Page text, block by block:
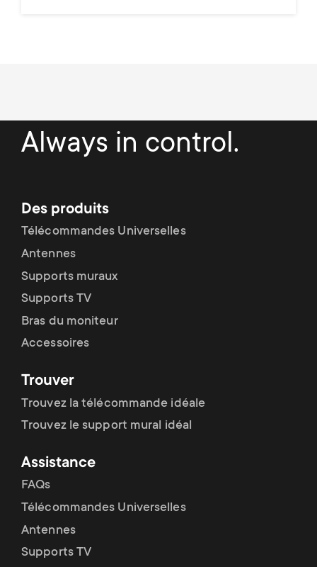
Always in control.
Des produits
Télécommandes Universelles
Antennes
Supports muraux
Supports TV
Bras du moniteur
Accessoires
Trouver
Trouvez la télécommande idéale
Trouvez le support mural idéal
Assistance
FAQs
Télécommandes Universelles
Antennes
Supports TV